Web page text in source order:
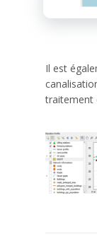
Il est
traitement